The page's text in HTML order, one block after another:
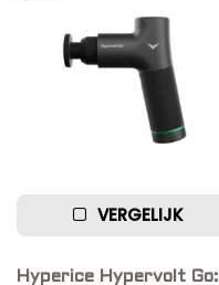
VERGELIJK
Hyperice Hypervolt Go: